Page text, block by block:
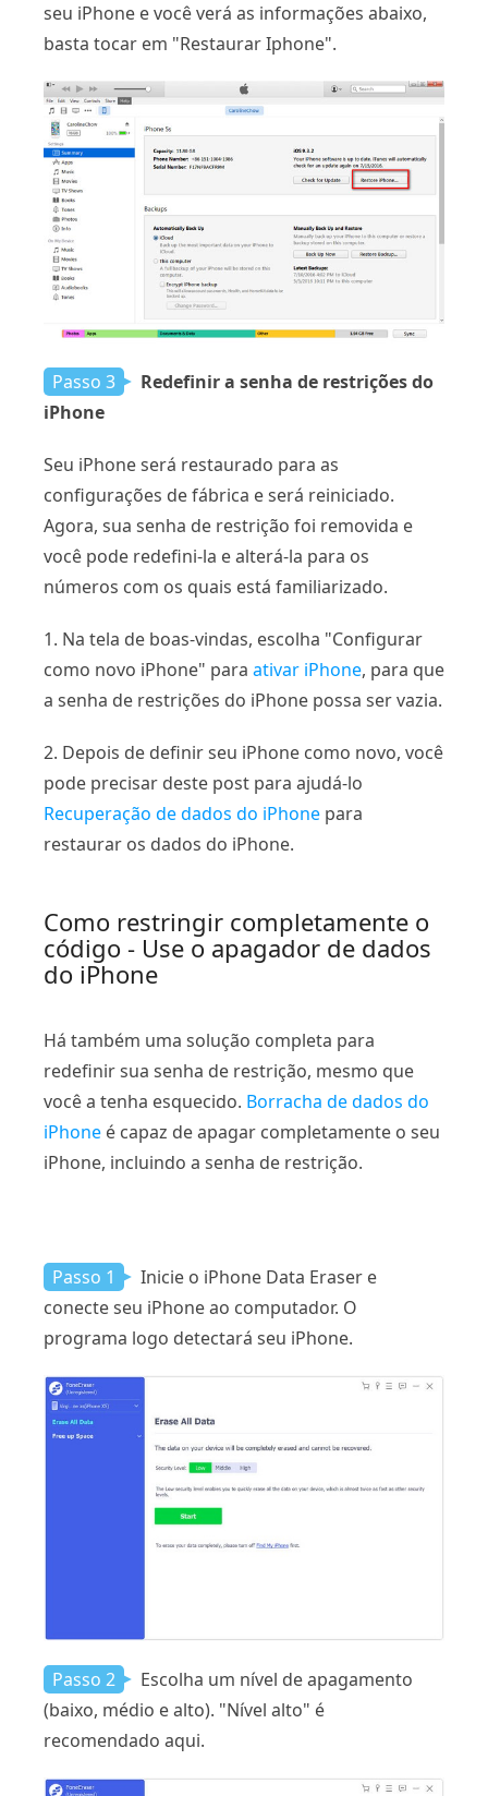
seu iPhone e você verá as informações abaixo,
basta tocar em "Restaurar Iphone".
Passo 3
Redefinir a senha de restrições do
iPhone
Seu iPhone será restaurado para as
configurações de fábrica e será reiniciado.
Agora, sua senha de restrição foi removida e
você pode redefini-la e alterá-la para os
números com os quais está familiarizado.
1. Na tela de boas-vindas, escolha "Configurar
como novo iPhone" para ativar iPhone, para que
a senha de restrições do iPhone possa ser vazia.
2. Depois de definir seu iPhone como novo, você
pode precisar deste post para ajudá-lo
Recuperação de dados do iPhone para
restaurar os dados do iPhone.
Como restringir completamente o
código - Use o apagador de dados
do iPhone
Há também uma solução completa para
redefinir sua senha de restrição, mesmo que
você a tenha esquecido. Borracha de dados do
iPhone é capaz de apagar completamente o seu
iPhone, incluindo a senha de restrição.
Passo 1
Inicie o iPhone Data Eraser e
conecte seu iPhone ao computador. O
programa logo detectará seu iPhone.
Passo 2
Escolha um nível de apagamento
(baixo, médio e alto). "Nível alto" é
recomendado aqui.